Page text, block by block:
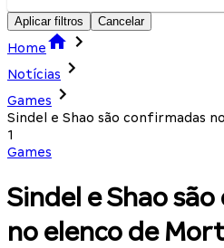
Aplicar filtros Cancelar
Home
Notícias
Games
Sindel e Shao são confirmadas
1
Games
Sindel e Shao
no elenco de